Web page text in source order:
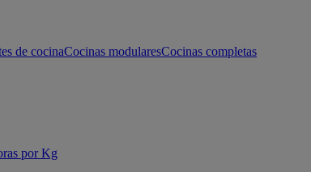
de cocinaCocinas modularesCocinas completas
por Kg